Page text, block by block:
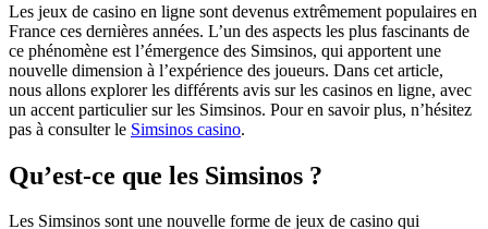
Les jeux de casino en ligne sont devenus extrêmement populaires en
France ces dernières années. L’un des aspects les plus fascinants de
ce phénomène est l’émergence des Simsinos, qui apportent une
nouvelle dimension à l’expérience des joueurs. Dans cet article,
nous allons explorer les différents avis sur les casinos en ligne, avec
un accent particulier sur les Simsinos. Pour en savoir plus, n’hésitez
pas à consulter le Simsinos casino.
Qu’est-ce que les Simsinos ?
Les Simsinos sont une nouvelle forme de jeux de casino qui